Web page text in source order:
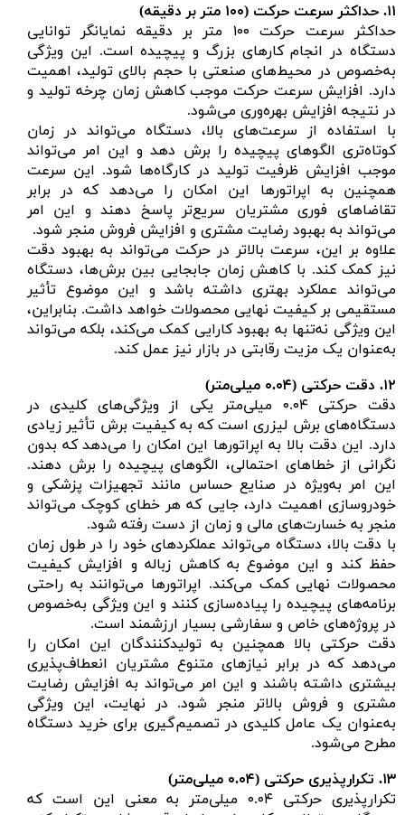
۱۱. حداکثر سرعت حرکت (۱۰۰ متر بر دقیقه)
حداکثر سرعت حرکت ۱۰۰ متر بر دقیقه نمایانگر توانایی
دستگاه در انجام کارهای بزرگ و پیچیده است. این ویژگی
به‌خصوص در محیط‌های صنعتی با حجم بالای تولید، اهمیت
دارد. افزایش سرعت حرکت موجب کاهش زمان چرخه تولید و
در نتیجه افزایش بهره‌وری می‌شود.
با استفاده از سرعت‌های بالا، دستگاه می‌تواند در زمان
کوتاه‌تری الگوهای پیچیده را برش دهد و این امر می‌تواند
موجب افزایش ظرفیت تولید در کارگاه‌ها شود. این سرعت
همچنین به اپراتورها این امکان را می‌دهد که در برابر
تقاضاهای فوری مشتریان سریع‌تر پاسخ دهند و این امر
می‌تواند به بهبود رضایت مشتری و افزایش فروش منجر شود.
علاوه بر این، سرعت بالاتر در حرکت می‌تواند به بهبود دقت
نیز کمک کند. با کاهش زمان جابجایی بین برش‌ها، دستگاه
می‌تواند عملکرد بهتری داشته باشد و این موضوع تأثیر
مستقیمی بر کیفیت نهایی محصولات خواهد داشت. بنابراین،
این ویژگی نه‌تنها به بهبود کارایی کمک می‌کند، بلکه می‌تواند
به‌عنوان یک مزیت رقابتی در بازار نیز عمل کند.
۱۲. دقت حرکتی (۰.۰۴ میلی‌متر)
دقت حرکتی ۰.۰۴ میلی‌متر یکی از ویژگی‌های کلیدی در
دستگاه‌های برش لیزری است که به کیفیت برش تأثیر زیادی
دارد. این دقت بالا به اپراتورها این امکان را می‌دهد که بدون
نگرانی از خطاهای احتمالی، الگوهای پیچیده را برش دهند.
این امر به‌ویژه در صنایع حساس مانند تجهیزات پزشکی و
خودروسازی اهمیت دارد، جایی که هر خطای کوچک می‌تواند
منجر به خسارت‌های مالی و زمان از دست رفته شود.
با دقت بالا، دستگاه می‌تواند عملکردهای خود را در طول زمان
حفظ کند و این موضوع به کاهش زباله و افزایش کیفیت
محصولات نهایی کمک می‌کند. اپراتورها می‌توانند به راحتی
برنامه‌های پیچیده را پیاده‌سازی کنند و این ویژگی به‌خصوص
در پروژه‌های خاص و سفارشی بسیار ارزشمند است.
دقت حرکتی بالا همچنین به تولیدکنندگان این امکان را
می‌دهد که در برابر نیازهای متنوع مشتریان انعطاف‌پذیری
بیشتری داشته باشند و این امر می‌تواند به افزایش رضایت
مشتری و فروش بالاتر منجر شود. در نهایت، این ویژگی
به‌عنوان یک عامل کلیدی در تصمیم‌گیری برای خرید دستگاه
مطرح می‌شود.
۱۳. تکرارپذیری حرکتی (۰.۰۴ میلی‌متر)
تکرارپذیری حرکتی ۰.۰۴ میلی‌متر به معنی این است که